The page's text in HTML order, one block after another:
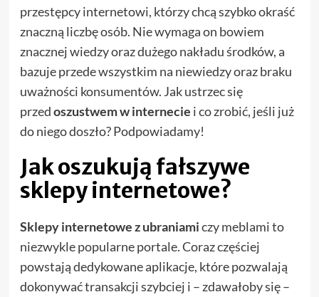
przestępcy internetowi, którzy chcą szybko okraść
znaczną liczbę osób. Nie wymaga on bowiem
znacznej wiedzy oraz dużego nakładu środków, a
bazuje przede wszystkim na niewiedzy oraz braku
uważności konsumentów. Jak ustrzec się
przedoszustwem w internecie i co zrobić, jeśli już
do niego doszło? Podpowiadamy!
Jak oszukują fałszywe
sklepy internetowe?
Sklepy internetowe z ubraniamiczy meblami to
niezwykle popularne portale. Coraz częściej
powstają dedykowane aplikacje, które pozwalają
dokonywać transakcji szybciej i – zdawałoby się –